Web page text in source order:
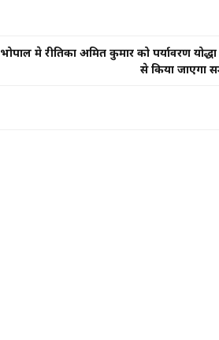
भोपाल मे रीतिका अमित कुमार को पर्यावरण
से किया जाएगा